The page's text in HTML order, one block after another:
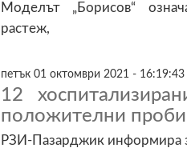
Моделът „Борисов“
растеж,
петък 01 октомври 2021 - 16:19:43
12
положителни
РЗИ-Пазарджик информира